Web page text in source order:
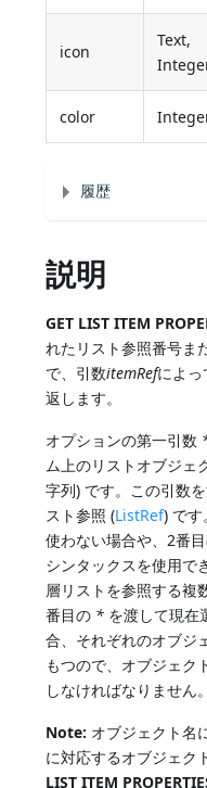
icon
Text,
color
履歴
説明
GET LIST ITEM
れたリスト参照番号ま
で、引数itemRefによ
返します。
オプションの第一引数
ム上のリストオブジェ
字列) です。この引数
スト参照 (ListRef) で
使わない場合や、2番
シンタックスを使用で
層リストを参照する複
番目の * を渡して現在
合、それぞれのオブジ
もつので、オブジェク
しなければなりません。
Note: オブジェクト名
に対応するオブジェク
LIST ITEM